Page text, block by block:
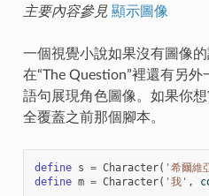
主要內容參見 顯示圖像
一個視覺小說如果沒有圖像
在“The Question”裡還有另
語句展現角色圖像。如果你
全覆蓋之前那個腳本。
define s = Character( '希爾維
define m = Character( '我' ,